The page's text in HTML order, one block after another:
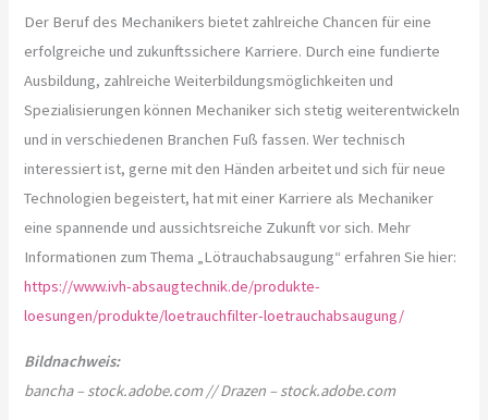
Der Beruf des Mechanikers bietet zahlreiche Chancen für eine
erfolgreiche und zukunftssichere Karriere. Durch eine fundierte
Ausbildung, zahlreiche Weiterbildungsmöglichkeiten und
Spezialisierungen können Mechaniker sich stetig weiterentwickeln
und in verschiedenen Branchen Fuß fassen. Wer technisch
interessiert ist, gerne mit den Händen arbeitet und sich für neue
Technologien begeistert, hat mit einer Karriere als Mechaniker
eine spannende und aussichtsreiche Zukunft vor sich. Mehr
Informationen zum Thema „Lötrauchabsaugung“ erfahren Sie hier:
https://www.ivh-absaugtechnik.de/produkte-
loesungen/produkte/loetrauchfilter-loetrauchabsaugung/
Bildnachweis:
bancha – stock.adobe.com // Drazen – stock.adobe.com